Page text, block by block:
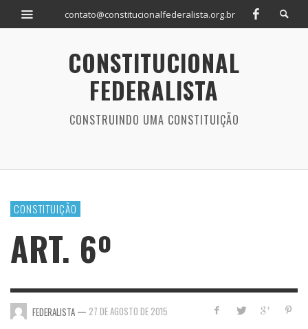
contato@constitucionalfederalista.org.br
CONSTITUCIONAL
FEDERALISTA
CONSTRUINDO UMA CONSTITUIÇÃO
CONSTITUIÇÃO
ART. 6º
FEDERALISTA — 27 DE AGOSTO DE 2015